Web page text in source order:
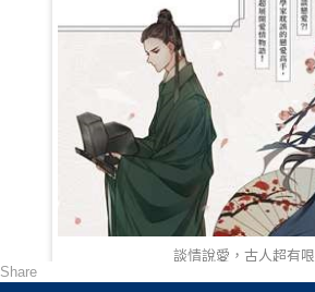
談情說愛，古人超有哏
Share